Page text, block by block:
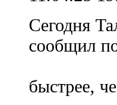
Сегодня
сообщил
быстрее,